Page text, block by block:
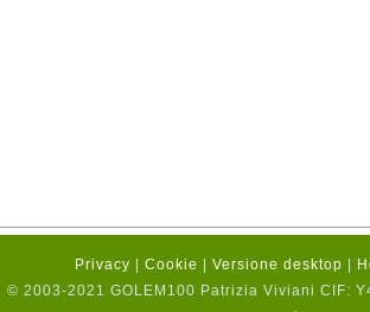
Privacy Cookie Versione desktop
© 2003-2021 GOLEM100 Patrizia Viviani CIF: